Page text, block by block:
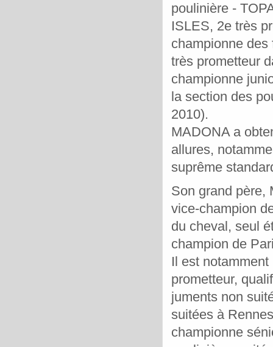
poulinière -
ISLES, 2e très
championne
très prometteur
championne
la section des
2010).
MADONA a
allures,
suprême
Son grand père,
vice-champion
du cheval, seul
champion de
Il est
prometteur,
juments non
suitées à
championne